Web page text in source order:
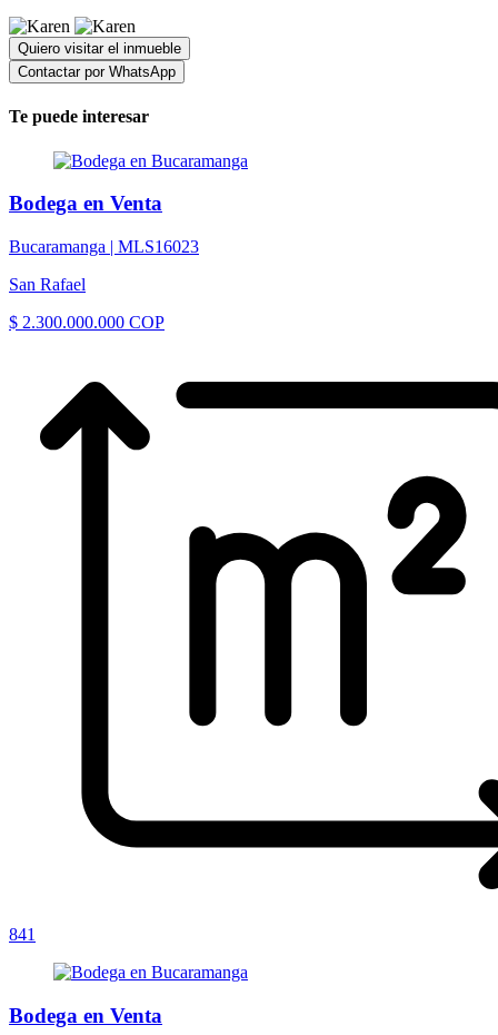
Quiero visitar el inmueble
Contactar por WhatsApp
Te puede interesar
Bodega en Venta
Bucaramanga | MLS16023
San Rafael
$ 2.300.000.000 COP
841
Bodega en Venta